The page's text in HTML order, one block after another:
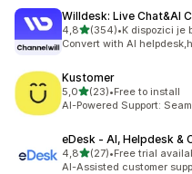
Willdesk: Live Chat&AI
4,8z 5 hvězd
(354)
Celkový počet recenzí:
•K dispozici je
Convert with AI
Kustomer
5,0z 5 hvězd
(23)
Celkový počet recenzí: 23
•Free to install
AI-Powered Support:
eDesk ‑ AI, Helpdesk &
4,8z 5 hvězd
(27)
Celkový počet recenzí: 27
•Free trial
AI-Assisted customer